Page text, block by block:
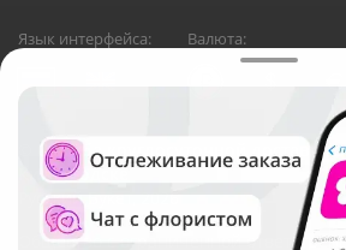
Язык интерфейса: Валюта:
Служба круглосуточной доставки
Кисловодске
Русский Букет, 2026
Общество с ограниченной